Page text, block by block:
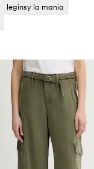
leginsy la mania